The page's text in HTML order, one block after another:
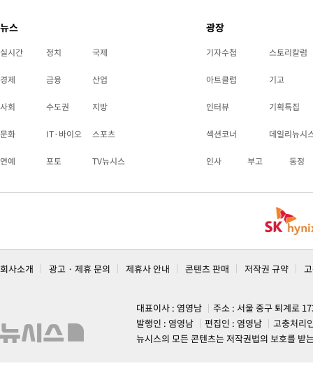
뉴스
실시간 정치 국제
경제 금융 산업
사회 수도권 지방
문화 IT·바이오 스포츠
연예 포토 TV뉴시스
광장
기자수첩 스토리칼럼
아트클럽 기고
인터뷰 기획특집
섹션코너 데일리뉴시
인사 부고 동정
회사소개 광고 · 제휴 문의 제휴사 안내 콘텐츠 판매 저작권 규약
대표이사 : 염영남
주소 : 서울 중구 퇴계로
발행인 : 염영남
편집인 : 염영남
고충처리
뉴시스의 모든 콘텐츠는 저작권법의 보호를